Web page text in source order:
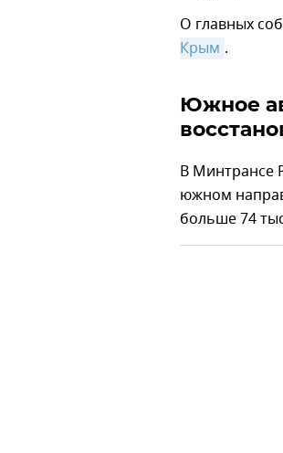
О главных
Крым .
Южное
В Минтрансе
южном
больше 74